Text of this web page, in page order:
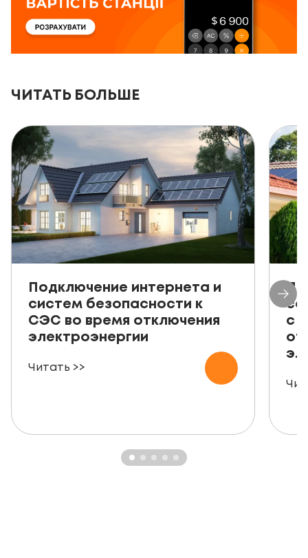
ЧИТАТЬ БОЛЬШЕ
Подключение интернета и
систем безопасности к
СЭС во время отключения
электроэнергии
Читать >>
с